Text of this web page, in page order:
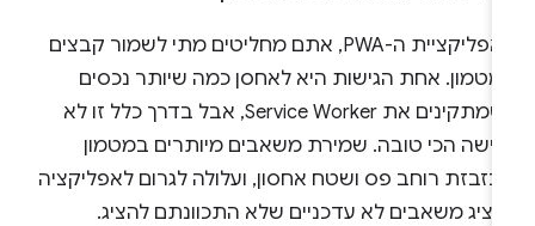
באפליקציית ה-PWA, אתם מחליטים מתי לשמור קבצים
אחת הגישות היא לאחסן כמה שיותר נכסים
כשמתקינים את Service Worker, אבל בדרך כלל זו לא
הכי טובה. שמירת משאבים מיותרים במטמון
רוחב פס ושטח אחסון, ועלולה לגרום לאפליקציה
משאבים לא עדכניים שלא התכוונתם להציג.